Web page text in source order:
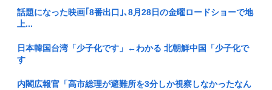
話題になった映画｢8番出口｣､8月28日の金曜ロードショーで地
上...
日本韓国台湾「少子化です」←わかる 北朝鮮中国「少子化で
す
内閣広報官「高市総理が避難所を3分しか視察しなかったなん